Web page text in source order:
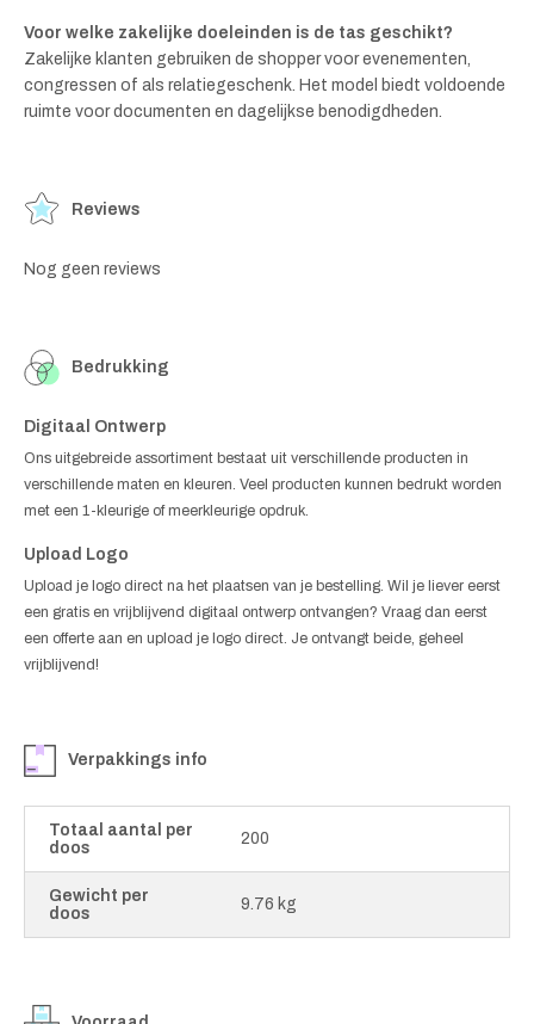
Voor welke zakelijke doeleinden is de tas geschikt?
Zakelijke klanten gebruiken de shopper voor evenementen,
congressen of als relatiegeschenk. Het model biedt voldoende
ruimte voor documenten en dagelijkse benodigdheden.
Reviews
Nog geen reviews
Bedrukking
Digitaal Ontwerp
Ons uitgebreide assortiment bestaat uit verschillende producten in
verschillende maten en kleuren. Veel producten kunnen bedrukt worden
met een 1-kleurige of meerkleurige opdruk.
Upload Logo
Upload je logo direct na het plaatsen van je bestelling. Wil je liever eerst
een gratis en vrijblijvend digitaal ontwerp ontvangen? Vraag dan eerst
een offerte aan en upload je logo direct. Je ontvangt beide, geheel
vrijblijvend!
Verpakkings info
Totaal aantal per
doos
200
Gewicht per
doos
9.76 kg